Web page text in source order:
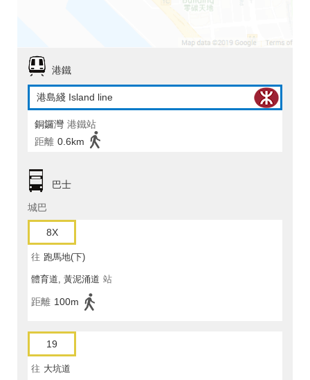
港鐵
港島綫 Island line
銅鑼灣 港鐵站
距離 0.6km
巴士
城巴
8X
往 跑馬地(下)
體育道, 黃泥涌道 站
距離 100m
19
往 大坑道